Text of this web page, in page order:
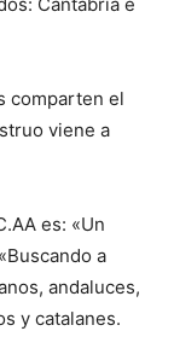
Cantabria e
comparten el
viene a
es: «Un
a
andaluces,
y catalanes.